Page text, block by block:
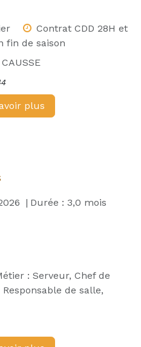
Contrat CDD 28H et
fin de saison
plus
| Durée : 3,0 mois
: Serveur, Chef de
de salle,